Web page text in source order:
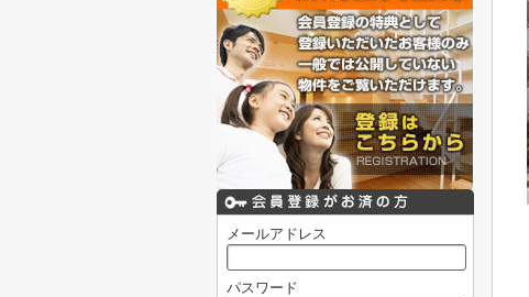
メールアドレス
パスワード